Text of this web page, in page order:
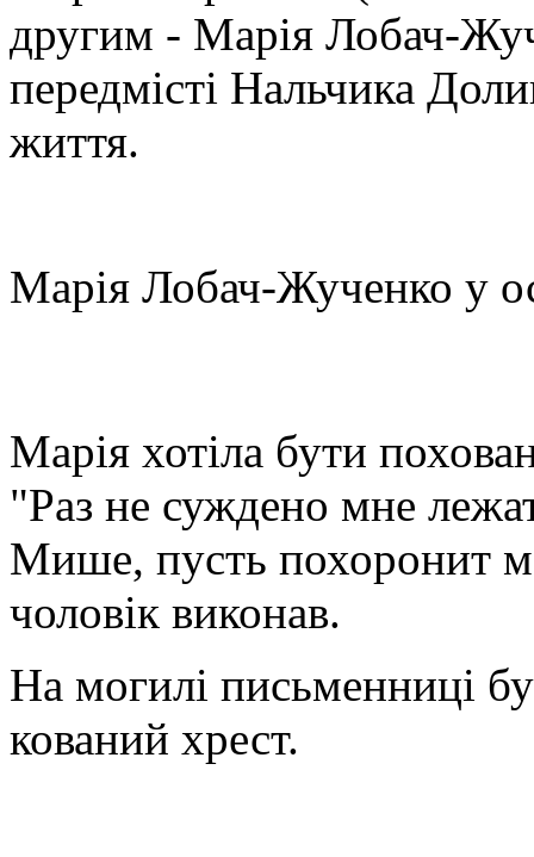
другим - Марія Лобач-
передмісті Нальчика
життя.
Марія Лобач-Жученко у
Марія хотіла бути
"Раз не суждено мне
Мише, пусть похоронит
чоловік виконав.
На могилі письменниці
кований хрест.